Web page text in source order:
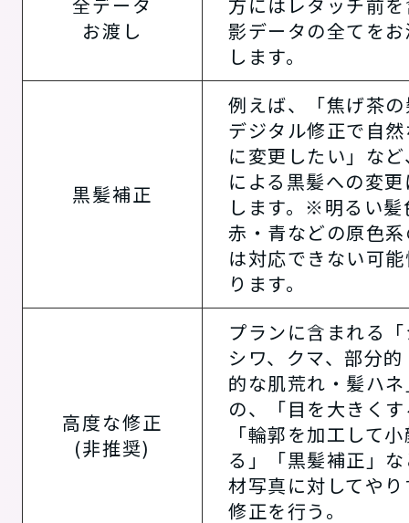
全データ
お渡し
方にはレタッチ前
影データの全てを
します。
黒髪補正
例えば、「焦げ茶
デジタル修正で自
に変更したい」な
による黒髪への変
します。※明るい髪
赤・青などの原色
は対応できない可
ります。
高度な修正
(非推奨)
プランに含まれる
シワ、クマ、部分
的な肌荒れ・髪ハ
の、「目を大きく
「輪郭を加工して
る」「黒髪補正」
材写真に対してや
修正を行う。